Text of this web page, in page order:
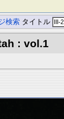
検索 タイトル
: vol.1